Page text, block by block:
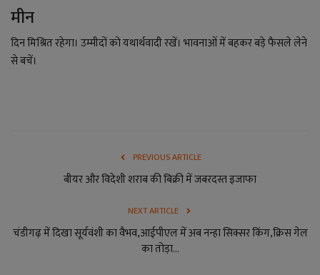
मीन
दिन मिश्रित रहेगा। उम्मीदों को यथार्थवादी रखें। भावनाओं में बहकर बड़े फैसले लेने
से बचें।
PREVIOUS ARTICLE
बीयर और विदेशी शराब की बिक्री में जबरदस्त इजाफा
NEXT ARTICLE
चंडीगढ़ में दिखा सूर्यवंशी का वैभव,आईपीएल में अब नन्हा सिक्सर किंग,क्रिस गेल
का तोड़ा...